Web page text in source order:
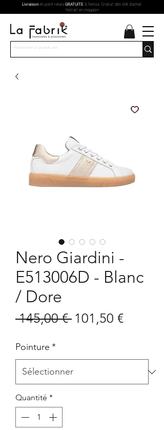
Livraisonen point relais GRATUITE& Retour Gratuit dès 60€ d'achat.
Retrait en magasin
Nero Giardini -
E513006D - Blanc
/ Dore
145,00 € Prix
101,50 €Prix
Pointure *
Quantité *